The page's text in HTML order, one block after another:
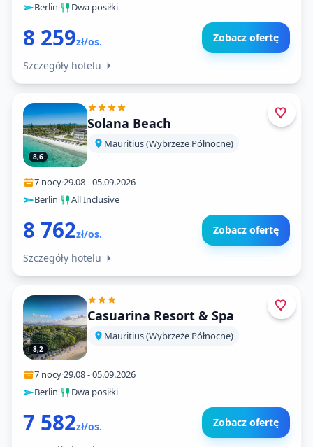
Berlin· Dwa posiłki
8 259zł/os. Zobacz ofertę
Szczegóły hotelu
8,6
Solana Beach
Mauritius (Wybrzeże Północne)
7 nocy·29.08-05.09.2026
Berlin· All Inclusive
8 762zł/os. Zobacz ofertę
Szczegóły hotelu
8,2
Casuarina Resort & Spa
Mauritius (Wybrzeże Północne)
7 nocy·29.08-05.09.2026
Berlin· Dwa posiłki
7 582zł/os. Zobacz ofertę